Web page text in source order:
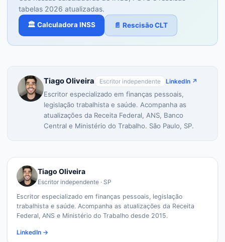
tabelas 2026 atualizadas.
🏛️ Calculadora INSS 📄 Rescisão CLT
Tiago Oliveira Escritor independente LinkedIn ↗
Escritor especializado em finanças pessoais,
legislação trabalhista e saúde. Acompanha as
atualizações da Receita Federal, ANS, Banco
Central e Ministério do Trabalho. São Paulo, SP.
Tiago Oliveira
Escritor independente · SP
Escritor especializado em finanças pessoais, legislação
trabalhista e saúde. Acompanha as atualizações da Receita
Federal, ANS e Ministério do Trabalho desde 2015.
LinkedIn →